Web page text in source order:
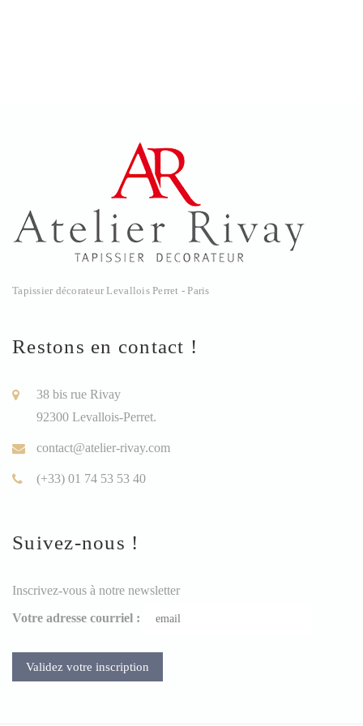
Tapissier décorateur Levallois Perret - Paris
Restons en contact !
38 bis rue Rivay
92300 Levallois-Perret.
contact@atelier-rivay.com
(+33) 01 74 53 53 40
Suivez-nous !
Inscrivez-vous à notre newsletter
Votre adresse courriel :